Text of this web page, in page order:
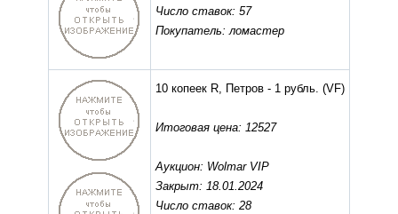
Число ставок: 57
Покупатель: ломастер
10 копеек R, Петров - 1 рубль. (VF)
Итоговая цена: 12527
Аукцион: Wolmar VIP
Закрыт: 18.01.2024
Число ставок: 28